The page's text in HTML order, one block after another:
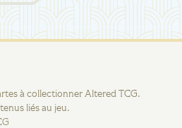
à collectionner Altered TCG.
liés au jeu.